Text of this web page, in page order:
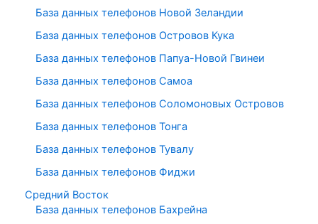
База данных телефонов Новой Зеландии
База данных телефонов Островов Кука
База данных телефонов Папуа-Новой Гвинеи
База данных телефонов Самоа
База данных телефонов Соломоновых Островов
База данных телефонов Тонга
База данных телефонов Тувалу
База данных телефонов Фиджи
Средний Восток
База данных телефонов Бахрейна